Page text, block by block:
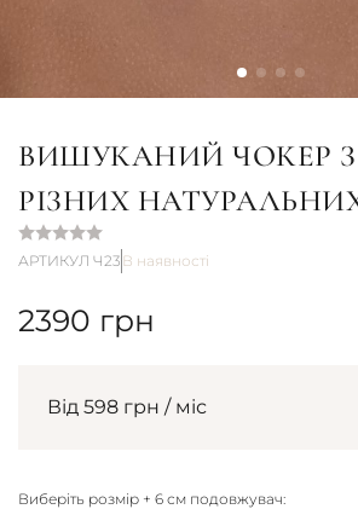
ВИШУКАНИЙ ЧОКЕР З
РІЗНИХ
АРТИКУЛ Ч23 В наявності
2390 грн
Від 598 грн / міс
Виберіть розмір + 6 см подовжувач: